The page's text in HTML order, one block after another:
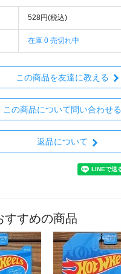
528円(税込)
在庫 0 売切れ中
この商品を友達に教える
この商品について問い合わせる
返品について
すすめの商品